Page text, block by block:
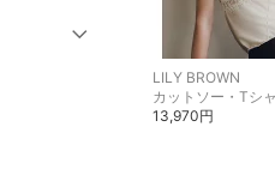
％OFF
LILY BROWN
カットソー・Tシ
13,970円